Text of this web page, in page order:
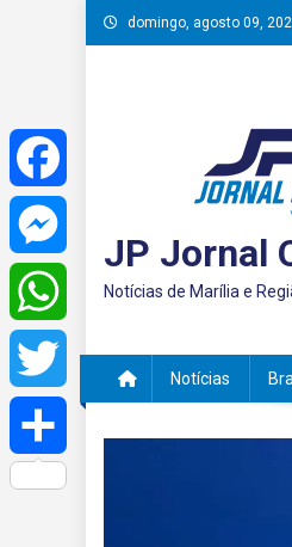
Skip
to
domingo, agosto 09,
JP Jornal
Notícias de Marília e
Notícias
Facebook
Messenger
WhatsApp
Twitter
Share